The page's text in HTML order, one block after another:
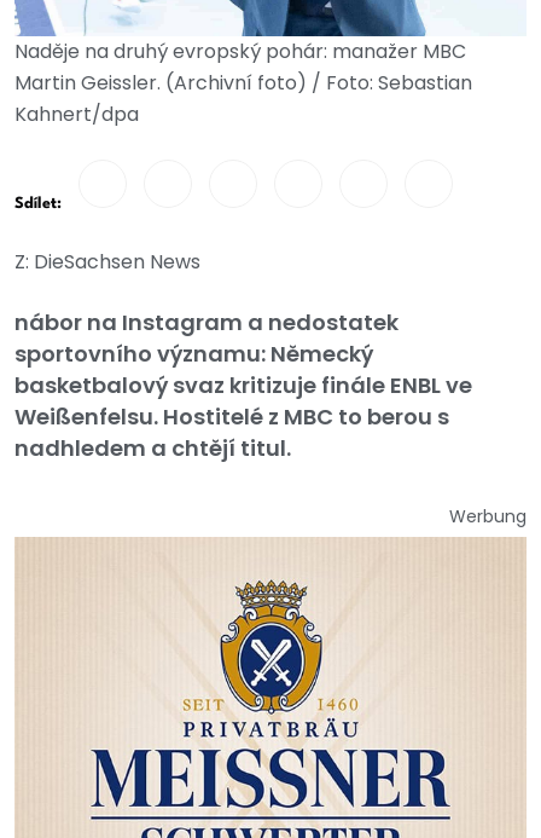
Naděje na druhý evropský pohár: manažer MBC
Martin Geissler. (Archivní foto) / Foto: Sebastian
Kahnert/dpa
Sdílet:
Z: DieSachsen News
nábor na Instagram a nedostatek
sportovního významu: Německý
basketbalový svaz kritizuje finále ENBL ve
Weißenfelsu. Hostitelé z MBC to berou s
nadhledem a chtějí titul.
Werbung